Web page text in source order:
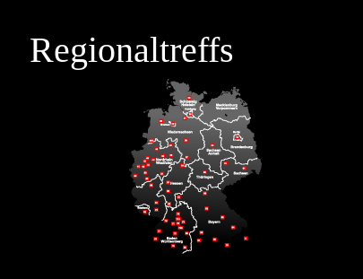
Regionaltreffs